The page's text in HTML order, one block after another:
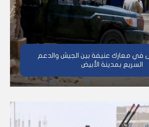
معارك عنيفة بين الجيش والدعم
السريع بمدينة الأبيض